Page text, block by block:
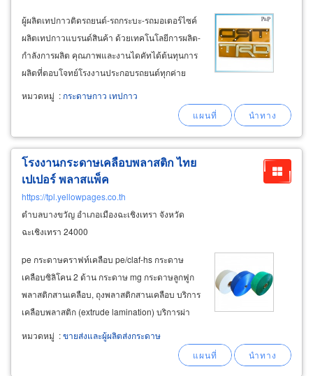
ผู้ผลิตเทปกาวติดรถยนต์-รถกระบะ-รถมอเตอร์ไซค์
ผลิตเทปกาวแบรนด์สินค้า ด้วยเทคโนโลยีการผลิต-
กำลังการผลิต คุณภาพและงานไดคัทได้ต้นทุนการ
ผลิตที่ตอบโจทย์โรงงานประกอบรถยนต์ทุกค่าย
ผลิตชิ้นส่วนอะไหล่ยานยนต์ ผู้ผลิตเครื่องใช้ไฟฟ้า-
หมวดหมู่ : กระดาษกาว เทปกาว
โรงงานกระดาษเคลือบพลาสติก ไทย
เปเปอร์ พลาสแพ็ค
https://tpl.yellowpages.co.th
ตำบลบางขวัญ อำเภอเมืองฉะเชิงเทรา จังหวัด
ฉะเชิงเทรา 24000
pe กระดาษคราฟท์เคลือบ pe/claf-hs กระดาษ
เคลือบซิลิโคน 2 ด้าน กระดาษ mg กระดาษลูกฟูก
พลาสติกสานเคลือบ, ถุงพลาสติกสานเคลือบ บริการ
เคลือบพลาสติก (extrude lamination) บริการผ่า
หมวดหมู่ :ขายส่งและผู้ผลิตส่งกระดาษ